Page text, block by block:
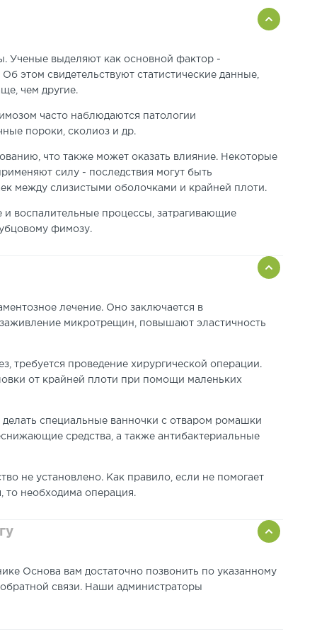
Ученые выделяют как основной фактор -
этом свидетельствуют статистические данные,
чем другие.
часто наблюдаются патологии
пороки, сколиоз и др.
что также может оказать влияние. Некоторые
силу - последствия могут быть
между слизистыми оболочками и крайней плоти.
воспалительные процессы, затрагивающие
фимозу.
лечение. Оно заключается в
микротрещин, повышают эластичность
требуется проведение хирургической операции.
от крайней плоти при помощи маленьких
специальные ванночки с отваром ромашки
средства, а также антибактериальные
не установлено. Как правило, если не помогает
то необходима операция.
Основа вам достаточно позвонить по указанному
связи. Наши администраторы